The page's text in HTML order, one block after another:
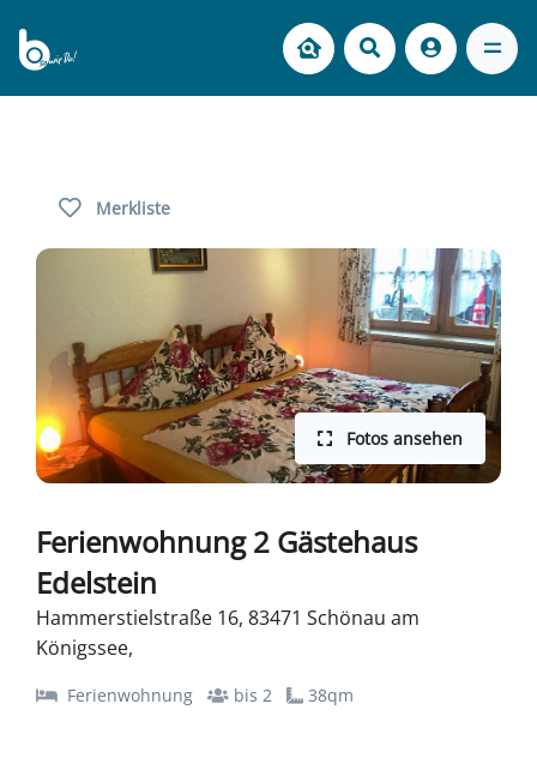
Merkliste
Fotos ansehen
Ferienwohnung 2 Gästehaus
Edelstein
Hammerstielstraße 16, 83471 Schönau am
Königssee,
Ferienwohnung bis 2 38qm